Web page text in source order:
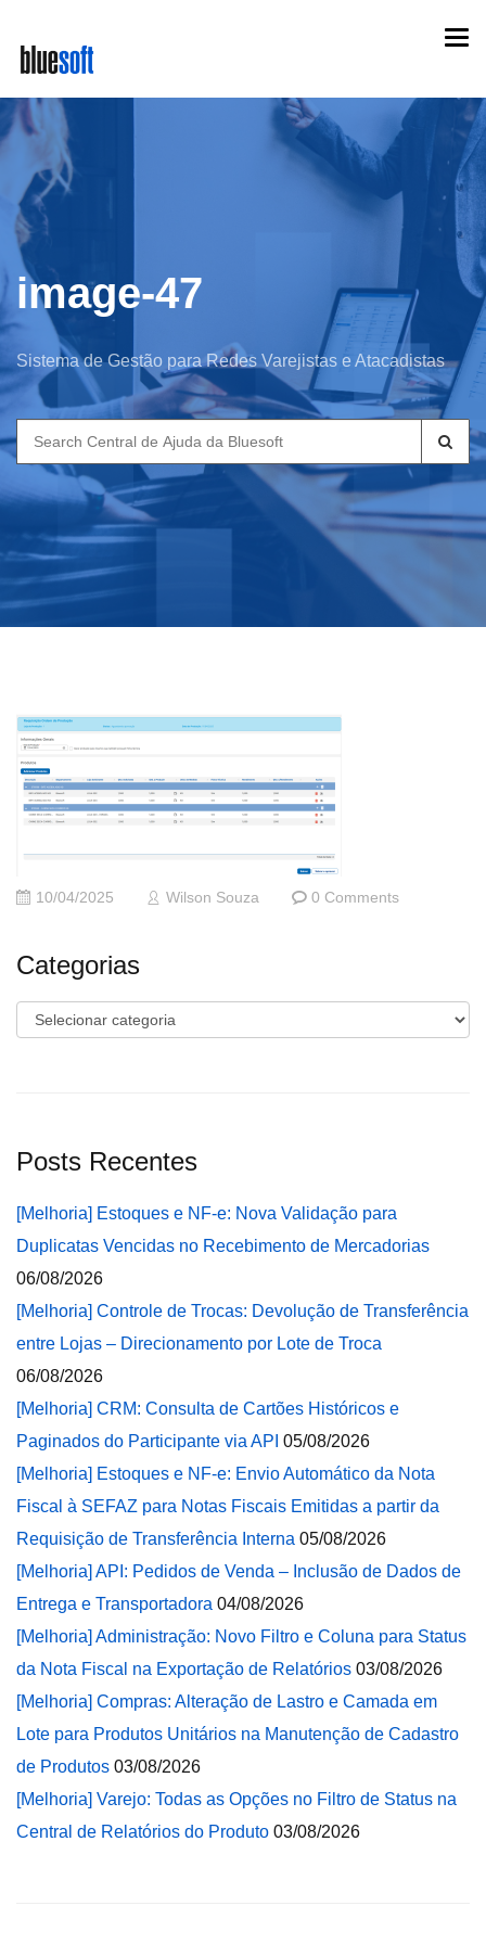
main
content
image-47
Sistema de Gestão para Redes Varejistas e Atacadistas
Search
for:
10/04/2025 Wilson Souza 0 Comments
Categorias
Categorias
Posts Recentes
[Melhoria] Estoques e NF-e: Nova Validação para
Duplicatas Vencidas no Recebimento de Mercadorias
06/08/2026
[Melhoria] Controle de Trocas: Devolução de Transferência
entre Lojas – Direcionamento por Lote de Troca
06/08/2026
[Melhoria] CRM: Consulta de Cartões Históricos e
Paginados do Participante via API 05/08/2026
[Melhoria] Estoques e NF-e: Envio Automático da Nota
Fiscal à SEFAZ para Notas Fiscais Emitidas a partir da
Requisição de Transferência Interna 05/08/2026
[Melhoria] API: Pedidos de Venda – Inclusão de Dados de
Entrega e Transportadora 04/08/2026
[Melhoria] Administração: Novo Filtro e Coluna para Status
da Nota Fiscal na Exportação de Relatórios 03/08/2026
[Melhoria] Compras: Alteração de Lastro e Camada em
Lote para Produtos Unitários na Manutenção de Cadastro
de Produtos 03/08/2026
[Melhoria] Varejo: Todas as Opções no Filtro de Status na
Central de Relatórios do Produto 03/08/2026